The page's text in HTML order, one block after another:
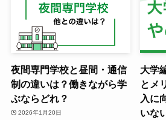
夜間専門学校と昼間・通信
制の違いは？働きながら学
ぶならどれ？
2026年1月20日
大学
とメ
入に
いな